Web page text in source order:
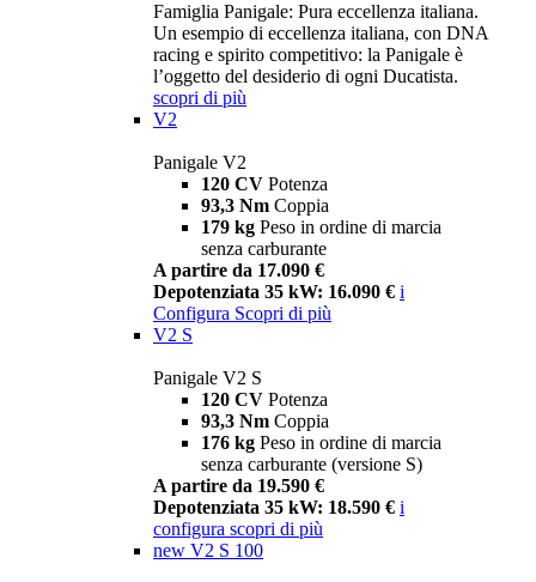
Famiglia Panigale: Pura eccellenza italiana.
Un esempio di eccellenza italiana, con DNA
racing e spirito competitivo: la Panigale è
l’oggetto del desiderio di ogni Ducatista.
scopri di più
V2
Panigale V2
120 CV Potenza
93,3 Nm Coppia
179 kg Peso in ordine di marcia
senza carburante
A partire da 17.090 €
Depotenziata 35 kW: 16.090 € i
Configura Scopri di più
V2 S
Panigale V2 S
120 CV Potenza
93,3 Nm Coppia
176 kg Peso in ordine di marcia
senza carburante (versione S)
A partire da 19.590 €
Depotenziata 35 kW: 18.590 € i
configura scopri di più
new V2 S 100